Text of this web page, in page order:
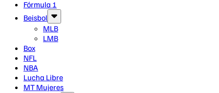
Fórmula 1
Beisbol
MLB
LMB
Box
NFL
NBA
Lucha Libre
MT Mujeres